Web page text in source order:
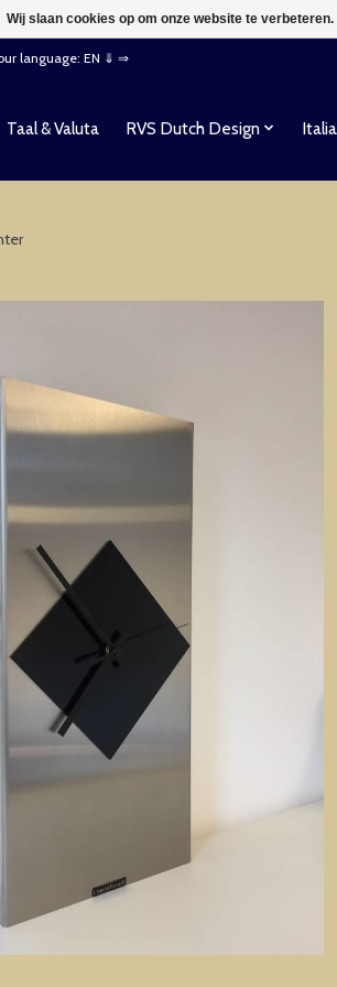
language: EN ⇓ ⇒
Taal & Valuta RVS Dutch Design
Wij slaan cookies op om onze website te